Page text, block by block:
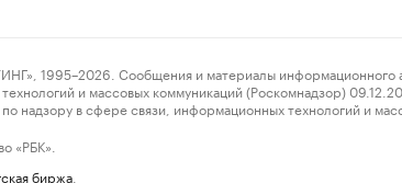
Сообщения и материалы информационного
и массовых коммуникаций (Роскомнадзор)
надзору в сфере связи, информационных технологий и
«РБК».
биржа